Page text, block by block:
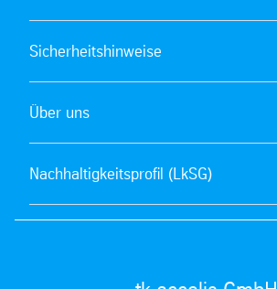
Sicherheitshinweise
Über uns
Nachhaltigkeitsprofil (LkSG)